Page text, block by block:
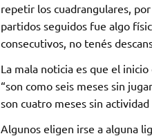
repetir los cuadrangulares,
partidos seguidos fue algo
consecutivos, no tenés
La mala noticia es que el
“son como seis meses sin
son cuatro meses sin
Algunos eligen irse a alguna